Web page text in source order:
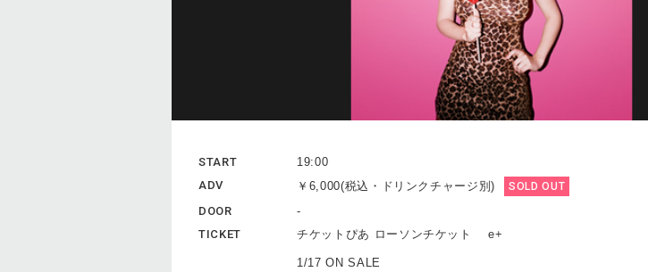
START
19:00
ADV
￥6,000(税込・ドリンクチャージ別) SOLD OUT
DOOR
-
TICKET
チケットぴあ ローソンチケット e+
1/17 ON SALE